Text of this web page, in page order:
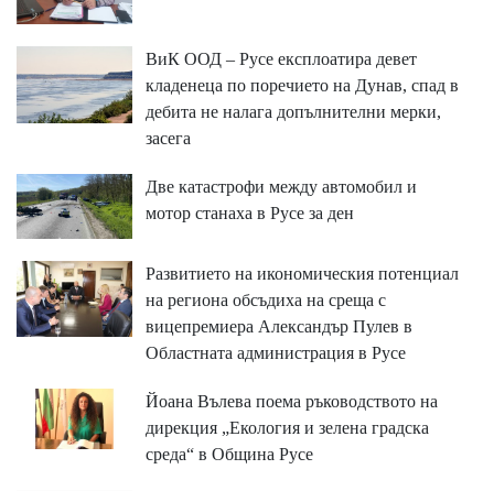
ВиК ООД – Русе експлоатира девет
кладенеца по поречието на Дунав, спад в
дебита не налага допълнителни мерки,
засега
Две катастрофи между автомобил и
мотор станаха в Русе за ден
Развитието на икономическия потенциал
на региона обсъдиха на среща с
вицепремиера Александър Пулев в
Областната администрация в Русе
Йоана Вълева поема ръководството на
дирекция „Екология и зелена градска
среда“ в Община Русе